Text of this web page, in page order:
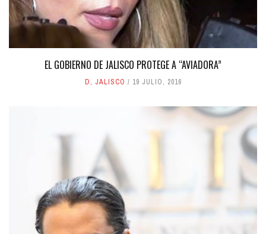
EL GOBIERNO DE JALISCO PROTEGE A “AVIADORA”
D, JALISCO 19 JULIO, 2016